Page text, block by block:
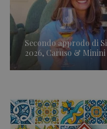
Secondo approdo di
2026, Caruso & Minini